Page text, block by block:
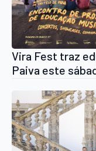
Vira Fest traz
Paiva este